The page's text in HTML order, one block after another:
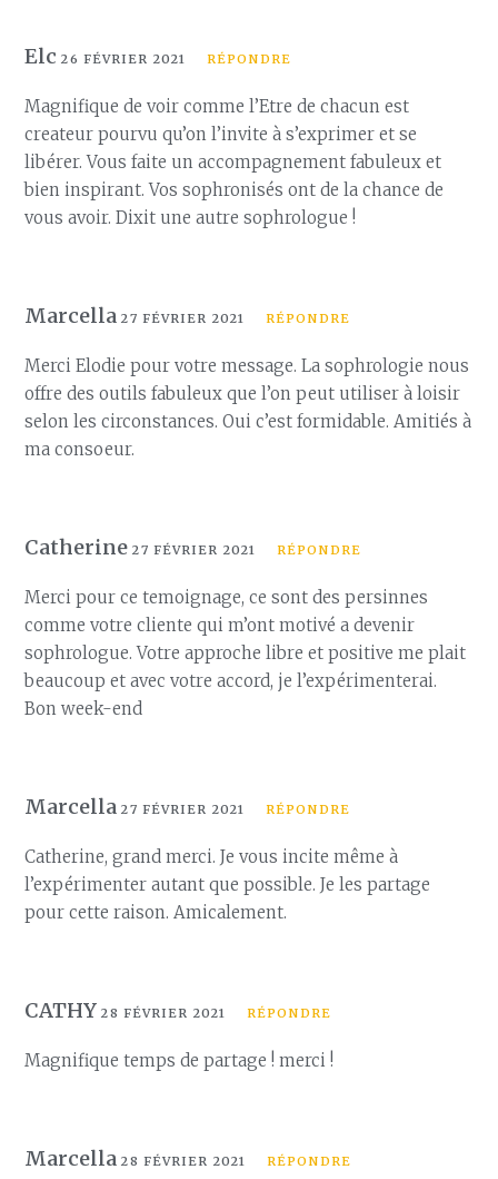
Elc26 FÉVRIER 2021 RÉPONDRE
Magnifique de voir comme l’Etre de chacun est
createur pourvu qu’on l’invite à s’exprimer et se
libérer. Vous faite un accompagnement fabuleux et
bien inspirant. Vos sophronisés ont de la chance de
vous avoir. Dixit une autre sophrologue !
Marcella27 FÉVRIER 2021 RÉPONDRE
Merci Elodie pour votre message. La sophrologie nous
offre des outils fabuleux que l’on peut utiliser à loisir
selon les circonstances. Oui c’est formidable. Amitiés à
ma consoeur.
Catherine27 FÉVRIER 2021 RÉPONDRE
Merci pour ce temoignage, ce sont des persinnes
comme votre cliente qui m’ont motivé a devenir
sophrologue. Votre approche libre et positive me plait
beaucoup et avec votre accord, je l’expérimenterai.
Bon week-end
Marcella27 FÉVRIER 2021 RÉPONDRE
Catherine, grand merci. Je vous incite même à
l’expérimenter autant que possible. Je les partage
pour cette raison. Amicalement.
CATHY28 FÉVRIER 2021 RÉPONDRE
Magnifique temps de partage ! merci !
Marcella28 FÉVRIER 2021 RÉPONDRE